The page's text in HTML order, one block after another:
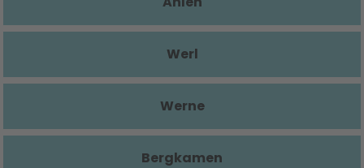
Werl
Werne
Bergkamen